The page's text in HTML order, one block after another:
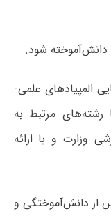
المپیادهای علمی-
رشته‌های مرتبط به
وزارت و با ارائه
از دانش‌آموختگی و